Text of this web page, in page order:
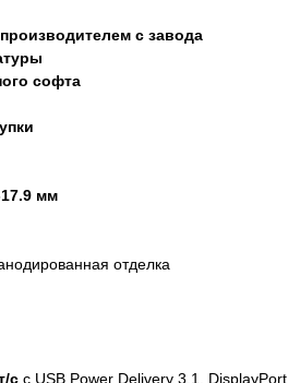
с завода
софта
17.9 мм
отделка
с с USB Power Delivery 3.1, DisplayPort